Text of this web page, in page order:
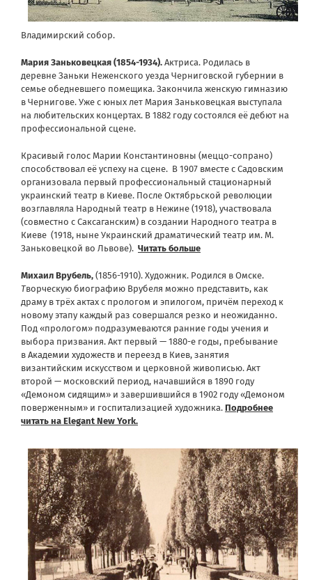
Владимирский собор.
Мария Заньковецкая (1854-1934). Актриса. Родилась в
деревне Заньки Неженского уезда Черниговской губернии в
семье обедневшего помещика. Закончила женскую гимназию
в Чернигове. Уже с юных лет Мария Заньковецкая выступала
на любительских концертах. В 1882 году состоялся её дебют на
профессиональной сцене.
Красивый голос Марии Константиновны (меццо-сопрано)
способствовал её успеху на сцене. В 1907 вместе с Садовским
организовала первый профессиональный стационарный
украинский театр в Киеве. После Октябрьской революции
возглавляла Народный театр в Нежине (1918), участвовала
(совместно с Саксаганским) в создании Народного театра в
Киеве (1918, ныне Украинский драматический театр им. М.
Заньковецкой во Львове). Читать больше
Михаил Врубель, (1856-1910). Художник. Родился в Омске.
Творческую биографию Врубеля можно представить, как
драму в трёх актах с прологом и эпилогом, причём переход к
новому этапу каждый раз совершался резко и неожиданно.
Под «прологом» подразумеваются ранние годы учения и
выбора призвания. Акт первый — 1880-е годы, пребывание
в Академии художеств и переезд в Киев, занятия
византийским искусством и церковной живописью. Акт
второй — московский период, начавшийся в 1890 году
«Демоном сидящим» и завершившийся в 1902 году «Демоном
поверженным» и госпитализацией художника. Подробнее
читать на Elegant New York.